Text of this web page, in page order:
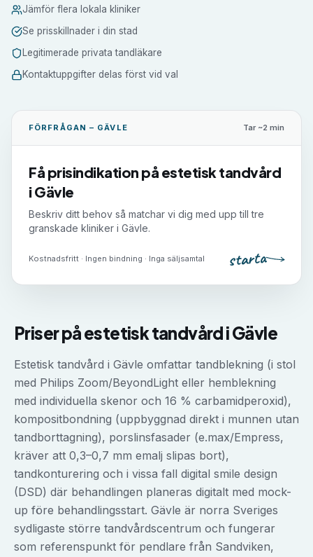
Jämför flera lokala kliniker
Se prisskillnader i din stad
Legitimerade privata tandläkare
Kontaktuppgifter delas först vid val
FÖRFRÅGAN – GÄVLE Tar ~2 min
Få prisindikation på estetisk tandvård
i Gävle
Beskriv ditt behov så matchar vi dig med upp till tre
granskade kliniker i Gävle.
Kostnadsfritt · Ingen bindning · Inga säljsamtal starta
Priser påestetisk tandvårdiGävle
Estetisk tandvård i Gävle omfattar tandblekning (i stol
med Philips Zoom/BeyondLight eller hemblekning
med individuella skenor och 16 % carbamidperoxid),
kompositbondning (uppbyggnad direkt i munnen utan
tandborttagning), porslinsfasader (e.max/Empress,
kräver att 0,3–0,7 mm emalj slipas bort),
tandkonturering och i vissa fall digital smile design
(DSD) där behandlingen planeras digitalt med mock-
up före behandlingsstart. Gävle är norra Sveriges
sydligaste större tandvårdscentrum och fungerar
som referenspunkt för pendlare från Sandviken,